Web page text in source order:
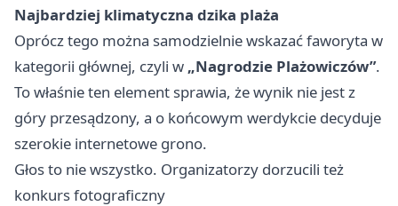
Najbardziej klimatyczna dzika plaża
Oprócz tego można samodzielnie wskazać faworyta w
kategorii głównej, czyli w „Nagrodzie Plażowiczów”.
To właśnie ten element sprawia, że wynik nie jest z
góry przesądzony, a o końcowym werdykcie decyduje
szerokie internetowe grono.
Głos to nie wszystko. Organizatorzy dorzucili też
konkurs fotograficzny